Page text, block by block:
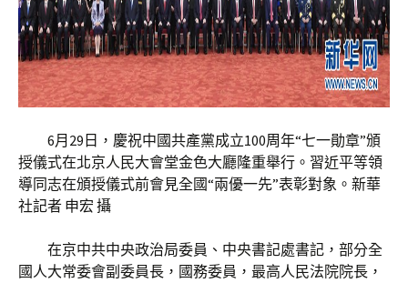
6月29日，慶祝中國共產黨成立100周年“七一勛章”頒
授儀式在北京人民大會堂金色大廳隆重舉行。習近平等領
導同志在頒授儀式前會見全國“兩優一先”表彰對象。新華
社記者 申宏 攝
在京中共中央政治局委員、中央書記處書記，部分全
國人大常委會副委員長，國務委員，最高人民法院院長，